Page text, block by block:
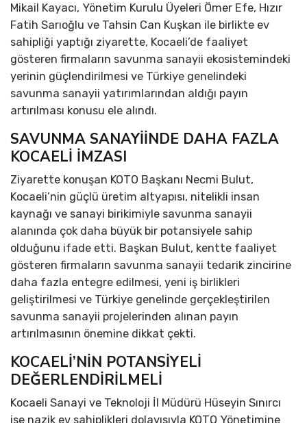
Mikail Kayacı, Yönetim Kurulu Üyeleri Ömer Efe, Hızır
Fatih Sarıoğlu ve Tahsin Can Kuşkan ile birlikte ev
sahipliği yaptığı ziyarette, Kocaeli’de faaliyet
gösteren firmaların savunma sanayii ekosistemindeki
yerinin güçlendirilmesi ve Türkiye genelindeki
savunma sanayii yatırımlarından aldığı payın
artırılması konusu ele alındı.
SAVUNMA SANAYİİNDE DAHA FAZLA
KOCAELİ İMZASI
Ziyarette konuşan KOTO Başkanı Necmi Bulut,
Kocaeli’nin güçlü üretim altyapısı, nitelikli insan
kaynağı ve sanayi birikimiyle savunma sanayii
alanında çok daha büyük bir potansiyele sahip
olduğunu ifade etti. Başkan Bulut, kentte faaliyet
gösteren firmaların savunma sanayii tedarik zincirine
daha fazla entegre edilmesi, yeni iş birlikleri
geliştirilmesi ve Türkiye genelinde gerçekleştirilen
savunma sanayii projelerinden alınan payın
artırılmasının önemine dikkat çekti.
KOCAELİ’NİN POTANSİYELİ
DEĞERLENDİRİLMELİ
Kocaeli Sanayi ve Teknoloji İl Müdürü Hüseyin Sınırcı
ise nazik ev sahiplikleri dolayısıyla KOTO Yönetimine